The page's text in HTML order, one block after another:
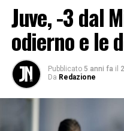
Juve, -3 dal
odierno e le
Pubblicato 5 anni fa il
Da Redazione